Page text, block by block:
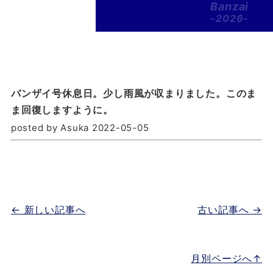
Banzai
-2026-
バンザイ号休息日。少し雨風が収まりました。このま
ま回復しますように。
posted by Asuka 2022-05-05
古い記事へ →
← 新しい記事へ
月別ページへ↑